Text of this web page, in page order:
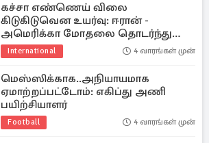
கச்சா எண்ணெய் விலை
கிடுகிடுவென உயர்வு: ஈரான் -
அமெரிக்கா மோதலை தொடர்ந்து
முதலீட்டாளர்கள் கவலை
International 4 வாரங்கள் முன்
மெஸ்ஸிக்காக..அநியாயமாக
ஏமாற்றப்பட்டோம்: எகிப்து அணி
பயிற்சியாளர்
Football 4 வாரங்கள் முன்